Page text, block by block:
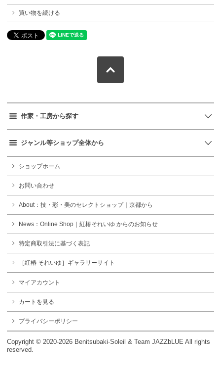
買い物を続ける
作家・工房から探す
ジャンル等ショップ全体から
ショップホーム
お問い合わせ
About：技・彩・美のセレクトショップ｜京都から
News：Online Shop｜紅椿それいゆ からのお知らせ
特定商取引法に基づく表記
［紅椿 それいゆ］ギャラリーサイト
マイアカウント
カートを見る
プライバシーポリシー
Copyright © 2020-2026 Benitsubaki-Soleil & Team JAZZbLUE All rights
reserved.